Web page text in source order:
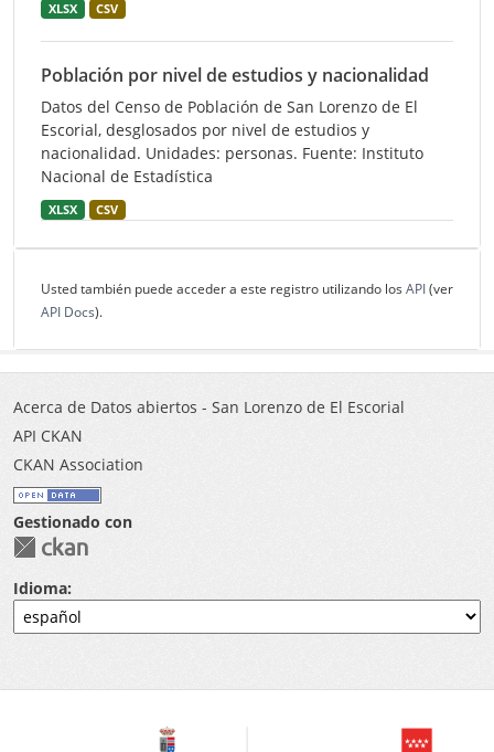
XLSX CSV
Población por nivel de estudios y nacionalidad
Datos del Censo de Población de San Lorenzo de El
Escorial, desglosados por nivel de estudios y
nacionalidad. Unidades: personas. Fuente: Instituto
Nacional de Estadística
XLSX CSV
Usted también puede acceder a este registro utilizando los API(ver
API Docs).
Acerca de Datos abiertos - San Lorenzo de El Escorial
API CKAN
CKAN Association
Gestionado con
Idioma